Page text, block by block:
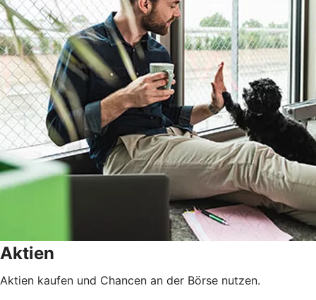
Aktien
Aktien kaufen und Chancen an der Börse nutzen.